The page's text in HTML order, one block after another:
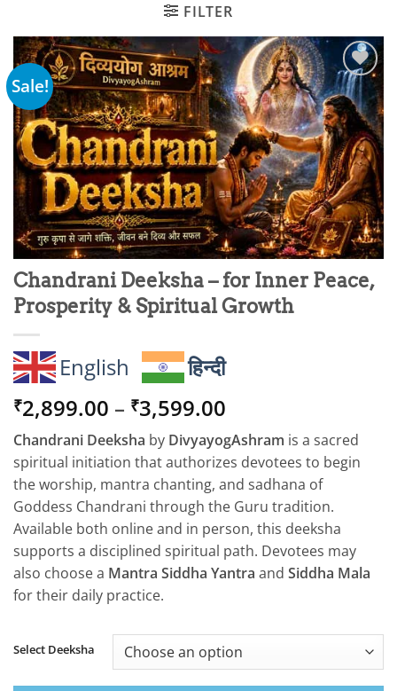
FILTER
Sale!
Add to
wishlist
Chandrani Deeksha – for Inner Peace,
Prosperity & Spiritual Growth
English हिन्दी
₹2,899.00 – ₹3,599.00
range:
₹2,899.00
through
₹3,599.00
Chandrani Deeksha by DivyayogAshram is a sacred
spiritual initiation that authorizes devotees to begin
the worship, mantra chanting, and sadhana of
Goddess Chandrani through the Guru tradition.
Available both online and in person, this deeksha
supports a disciplined spiritual path. Devotees may
also choose a Mantra Siddha Yantra and Siddha Mala
for their daily practice.
Select Deeksha